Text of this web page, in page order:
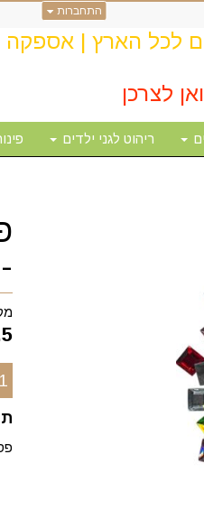
התחברות
לכל הארץ | אספקה
לצרכן
ריהוט לגני ילדים